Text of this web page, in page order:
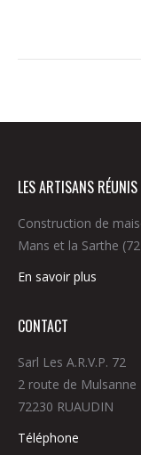
LES ARTISANS RÉUNIS
Construction de
Mans et la Sarthe
En savoir plus
CONTACT
Sarl Les A.R.V.P. 72
2 route de Mulsanne
72230 RUAUDIN
Téléphone